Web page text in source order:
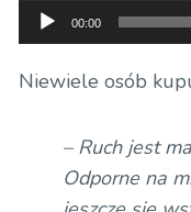
Odtwarzacz
plików
dźwiękowych
00:00
Niewiele osób
– Ruch jest
Odporne na